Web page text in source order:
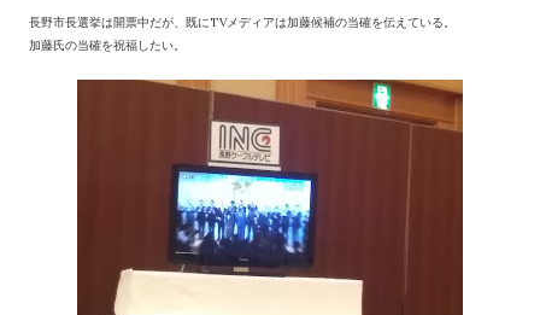
長野市長選挙は開票中だが、既にTVメディアは加藤候補の当確を伝えている。
加藤氏の当確を祝福したい。